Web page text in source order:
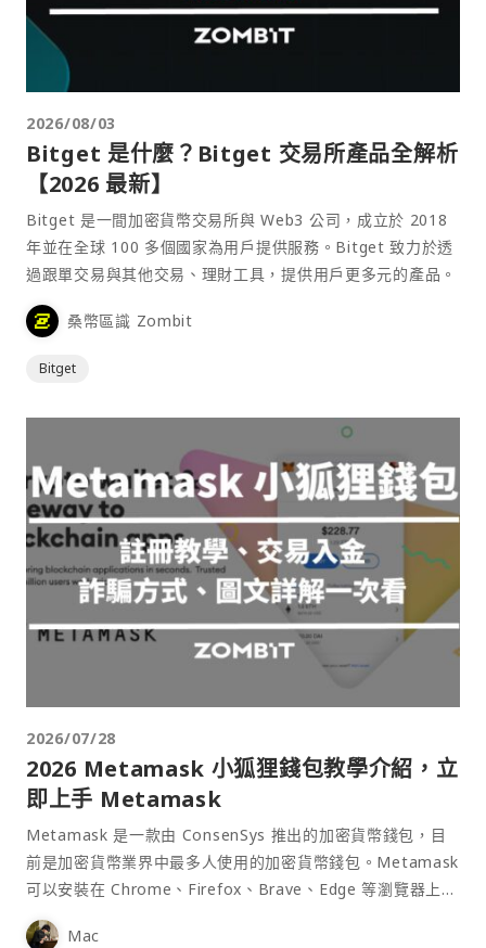
2026/08/03
Bitget 是什麼？Bitget 交易所產品全解析
【2026 最新】
Bitget 是一間加密貨幣交易所與 Web3 公司，成立於 2018
年並在全球 100 多個國家為用戶提供服務。Bitget 致力於透
過跟單交易與其他交易、理財工具，提供用戶更多元的產品。
桑幣區識 Zombit
Bitget
2026/07/28
2026 Metamask 小狐狸錢包教學介紹，立
即上手 Metamask
Metamask 是一款由 ConsenSys 推出的加密貨幣錢包，目
前是加密貨幣業界中最多人使用的加密貨幣錢包。Metamask
可以安裝在 Chrome、Firefox、Brave、Edge 等瀏覽器上作
為插件使用，具備許多功能且使用上非常方便。
Mac